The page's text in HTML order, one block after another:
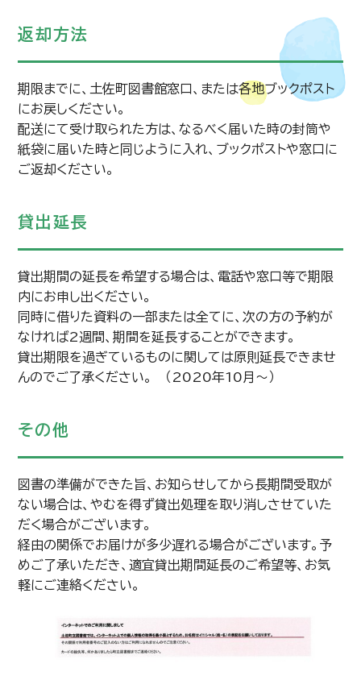
返却方法
期限までに、土佐町図書館窓口、または各地ブックポスト
にお戻しください。
配送にて受け取られた方は、なるべく届いた時の封筒や
紙袋に届いた時と同じように入れ、ブックポストや窓口に
ご返却ください。
貸出延長
貸出期間の延長を希望する場合は、電話や窓口等で期限
内にお申し出ください。
同時に借りた資料の一部または全てに、次の方の予約が
なければ2週間、期間を延長することができます。
貸出期限を過ぎているものに関しては原則延長できませ
んのでご了承ください。 （2020年10月～）
その他
図書の準備ができた旨、お知らせしてから長期間受取が
ない場合は、やむを得ず貸出処理を取り消しさせていた
だく場合がございます。
経由の関係でお届けが多少遅れる場合がございます。予
めご了承いただき、適宜貸出期間延長のご希望等、お気
軽にご連絡ください。